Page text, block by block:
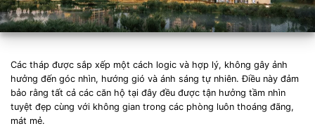
Các tháp được sắp xếp một cách logic và hợp lý, không gây ảnh
hưởng đến góc nhìn, hướng gió và ánh sáng tự nhiên. Điều này đảm
bảo rằng tất cả các căn hộ tại đây đều được tận hưởng tầm nhìn
tuyệt đẹp cùng với không gian trong các phòng luôn thoáng đãng,
mát mẻ.